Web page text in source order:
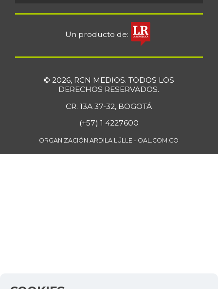
Un producto de:
© 2026, RCN MEDIOS. TODOS LOS
DERECHOS RESERVADOS.
CR. 13A 37-32, BOGOTÁ
(+57) 1 4227600
ORGANIZACIÓN ARDILA LÜLLE - OAL.COM.CO